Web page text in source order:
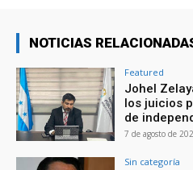
NOTICIAS
Featured
Johel
los juicios
de
7 de agosto de
Sin categoría